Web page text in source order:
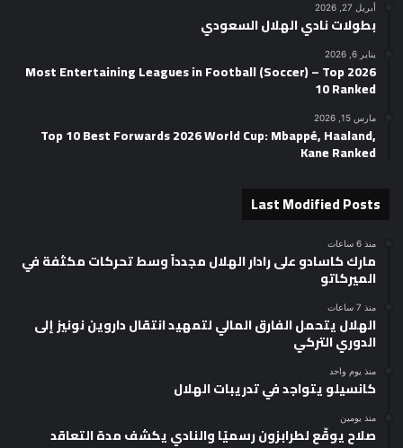
أبريل 27, 2026
بطولات نادي الهلال السعودي
يناير 6, 2026
2026 Most Entertaining Leagues in Football (Soccer) – Top
10 Ranked
مارس 15, 2026
Top 10 Best Forwards 2026 World Cup: Mbappé, Haaland,
Kane Ranked
Last Modified Posts
منذ 6 ساعات
مارك كاسادو على رادار الهلال مجدداً وسط تحركات مكثفة في
الميركاتو
منذ 7 ساعات
الهلال يتحمل الفارق المالي لتمهيد انتقال داروين نونيز إلى
الدوري التركي
منذ يوم واحد
كانسيلو يتواجد في تدريبات الهلال
منذ يومين
صلاح يوقّع لطرابزون رسميًا والنادي يكشف مدة التعاقد